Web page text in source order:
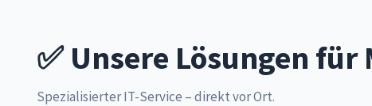
✅ Unsere Lösungen
Spezialisierter IT-Service – direkt vor Ort.